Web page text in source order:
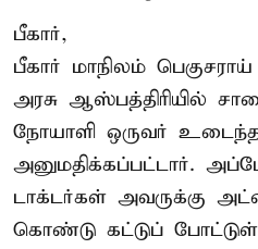
பீகார்,
பீகார் மாநிலம்
அரசு ஆஸ்பத்திரியில்
நோயாளி ஒருவர்
அனுமதிக்கப்பட்டார்.
டாக்டர்கள் அவருக்கு
கொண்டு கட்டுப்